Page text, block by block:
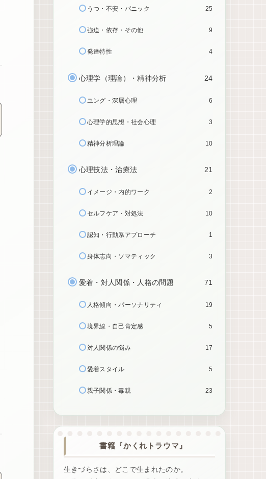
うつ・不安・パニック 25
強迫・依存・その他 9
発達特性 4
心理学（理論）・精神分析 24
ユング・深層心理 6
心理学的思想・社会心理 3
精神分析理論 10
心理技法・治療法 21
イメージ・内的ワーク 2
セルフケア・対処法 10
認知・行動系アプローチ 1
身体志向・ソマティック 3
愛着・対人関係・人格の問題 71
人格傾向・パーソナリティ 19
境界線・自己肯定感 5
対人関係の悩み 17
愛着スタイル 5
親子関係・毒親 23
書籍『かくれトラウマ』
生きづらさは、どこで生まれたのか。